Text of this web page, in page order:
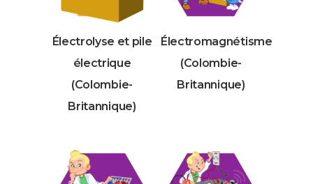
Électrolyse et pile
électrique
(Colombie-
Britannique)
Électromagnétisme
(Colombie-
Britannique)